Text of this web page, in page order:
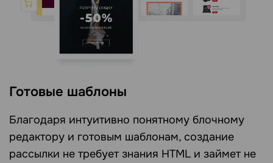
Готовые шаблоны
Благодаря интуитивно понятному блочному
редактору и готовым шаблонам, создание
рассылки не требует знания HTML и займет не